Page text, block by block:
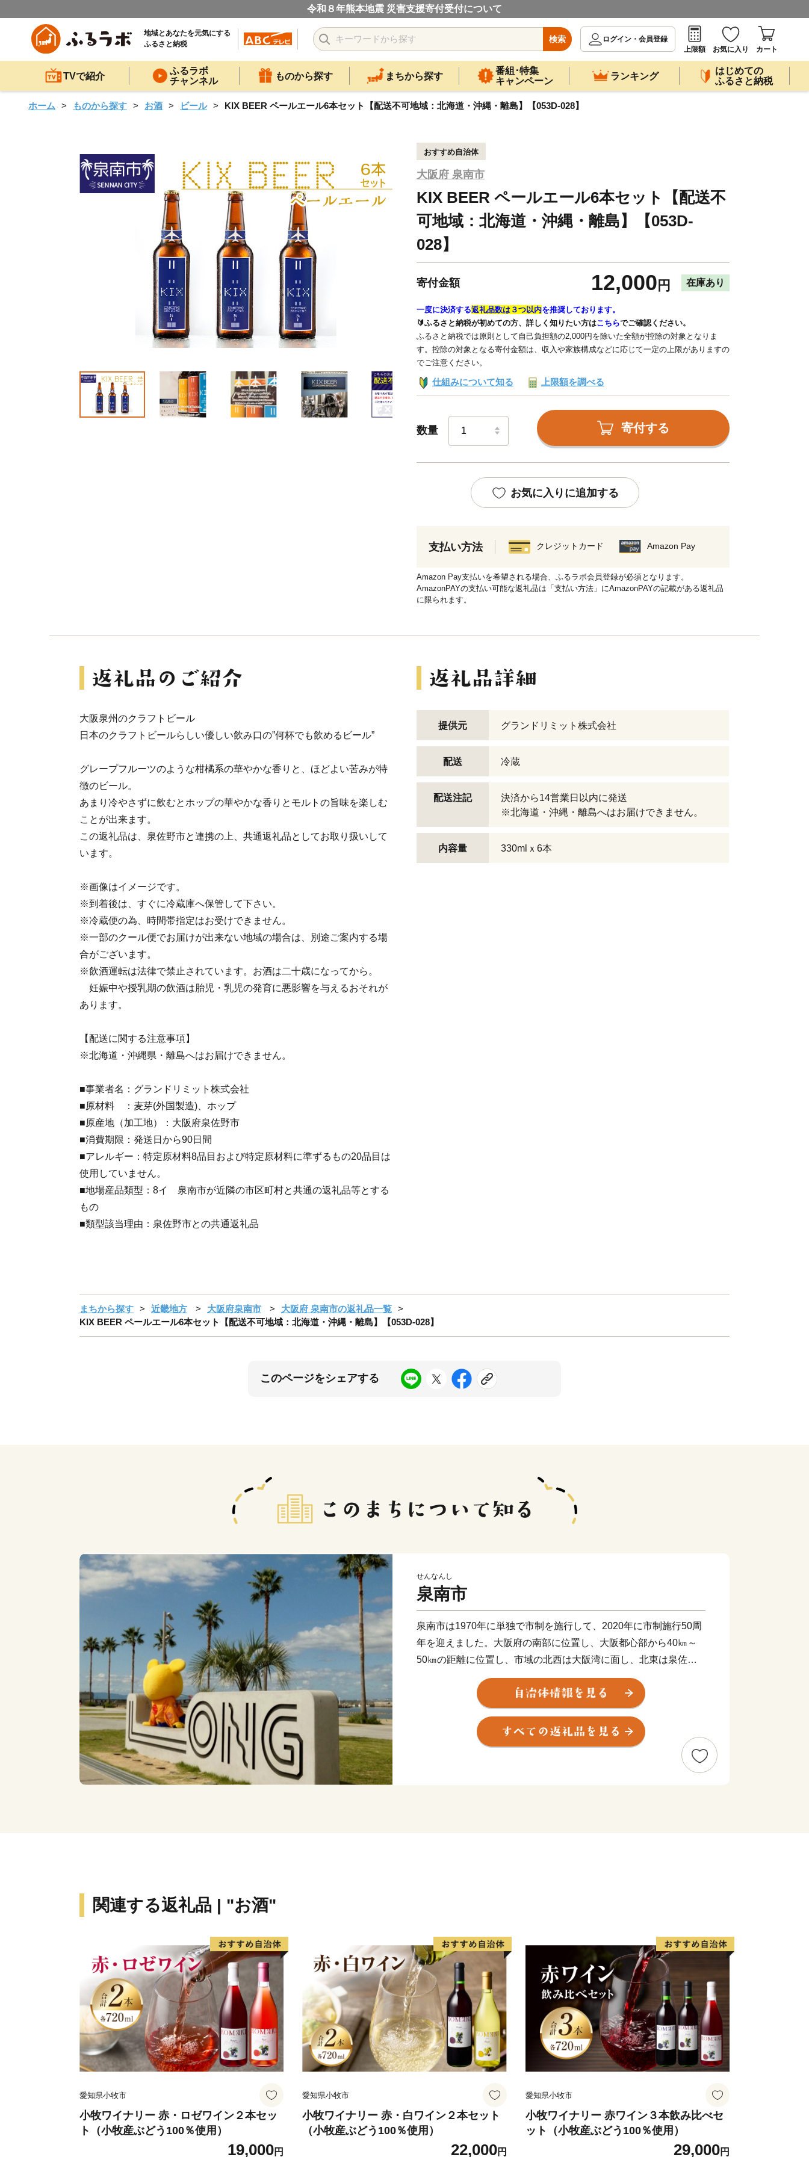
令和８年熊本地震 災害支援寄付受付について
地域とあなたを元気にする
ふるさと納税
検索
ログイン・会員登録
上限額
お気に入り カート
TVで紹介
ふるラボ
チャンネル
ものから探す まちから探す
番組･特集
キャンペーン
ランキング
はじめての
ふるさと納税
ホーム ものから探す お酒 ビール KIX BEER ペールエール6本セット【配送不可地域：北海道・沖縄・離島】【053D-028】
おすすめ自治体
大阪府 泉南市
KIX BEER ペールエール6本セット【配送不
可地域：北海道・沖縄・離島】【053D-
028】
寄付金額 12,000 円 在庫あり
一度に決済する返礼品数は３つ以内を推奨しております。
🔰ふるさと納税が初めての方、詳しく知りたい方はこちらでご確認ください。
ふるさと納税では原則として自己負担額の2,000円を除いた全額が控除の対象となりま
す。控除の対象となる寄付金額は、収入や家族構成などに応じて一定の上限がありますの
でご注意ください。
仕組みについて知る 上限額を調べる
数量 寄付する
お気に入りに追加する
支払い方法 クレジットカード Amazon Pay
Amazon Pay支払いを希望される場合、ふるラボ会員登録が必須となります。
AmazonPAYの支払い可能な返礼品は「支払い方法」にAmazonPAYの記載がある返礼品
に限られます。
大阪泉州のクラフトビール
日本のクラフトビールらしい優しい飲み口の”何杯でも飲めるビール”
グレープフルーツのような柑橘系の華やかな香りと、ほどよい苦みが特
徴のビール。
あまり冷やさずに飲むとホップの華やかな香りとモルトの旨味を楽しむ
ことが出来ます。
この返礼品は、泉佐野市と連携の上、共通返礼品としてお取り扱いして
います。
※画像はイメージです。
※到着後は、すぐに冷蔵庫へ保管して下さい。
※冷蔵便の為、時間帯指定はお受けできません。
※一部のクール便でお届けが出来ない地域の場合は、別途ご案内する場
合がございます。
※飲酒運転は法律で禁止されています。お酒は二十歳になってから。
妊娠中や授乳期の飲酒は胎児・乳児の発育に悪影響を与えるおそれが
あります。
【配送に関する注意事項】
※北海道・沖縄県・離島へはお届けできません。
■事業者名：グランドリミット株式会社
■原材料 ：麦芽(外国製造)、ホップ
■原産地（加工地）：大阪府泉佐野市
■消費期限：発送日から90日間
■アレルギー：特定原材料8品目および特定原材料に準ずるもの20品目は
使用していません。
■地場産品類型：8イ 泉南市が近隣の市区町村と共通の返礼品等とする
もの
■類型該当理由：泉佐野市との共通返礼品
提供元 グランドリミット株式会社
配送 冷蔵
配送注記
決済から14営業日以内に発送
※北海道・沖縄・離島へはお届けできません。
内容量 330mlｘ6本
まちから探す 近畿地方 大阪府泉南市
大阪府 泉南市の返礼品一覧
KIX BEER ペールエール6本セット【配送不可地域：北海道・沖縄・離島】【053D-028】
このページをシェアする
せんなんし
泉南市
泉南市は1970年に単独で市制を施行して、2020年に市制施行50周
年を迎えました。大阪府の南部に位置し、大阪都心部から40㎞～
50㎞の距離に位置し、市域の北西は大阪湾に面し、北東は泉佐野
市、田尻町、南西は阪南市、そして南東は和歌山県岩出市、紀の川
市と接しています。市域は南北約11㎞、東西約8㎞の広がりをみ
せ、面積は48.98㎢であり、市域に関西国際空港の約1/3を含みま
地形は、山地部、丘陵部、平地部および臨海部からなり、南部の
づくりの拠点とすることをめざしています。
関連する返礼品 | "お酒"
愛知県小牧市
小牧ワイナリー 赤・ロゼワイン２本セッ
ト（小牧産ぶどう100％使用）
19,000円
愛知県小牧市
小牧ワイナリー 赤・白ワイン２本セット
（小牧産ぶどう100％使用）
22,000円
愛知県小牧市
小牧ワイナリー 赤ワイン３本飲み比べセ
ット（小牧産ぶどう100％使用）
29,000円